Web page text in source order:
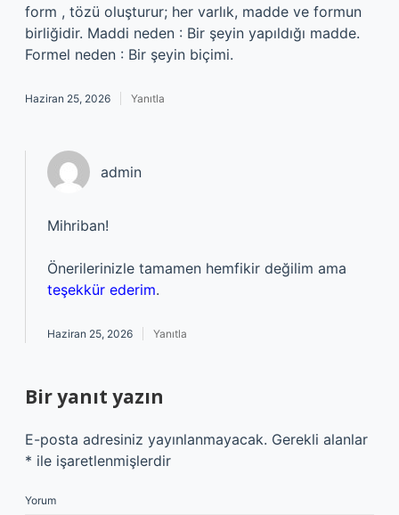
form , tözü oluşturur; her varlık, madde ve formun
birliğidir. Maddi neden : Bir şeyin yapıldığı madde.
Formel neden : Bir şeyin biçimi.
Haziran 25, 2026 Yanıtla
admin
Mihriban!
Önerilerinizle tamamen hemfikir değilim ama
teşekkür ederim.
Haziran 25, 2026 Yanıtla
Bir yanıt yazın
E-posta adresiniz yayınlanmayacak. Gerekli alanlar
* ile işaretlenmişlerdir
Yorum